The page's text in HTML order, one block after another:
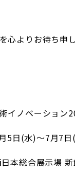
心よりお待ち申
イノベーション
5日(水)～7月7日
本総合展示場